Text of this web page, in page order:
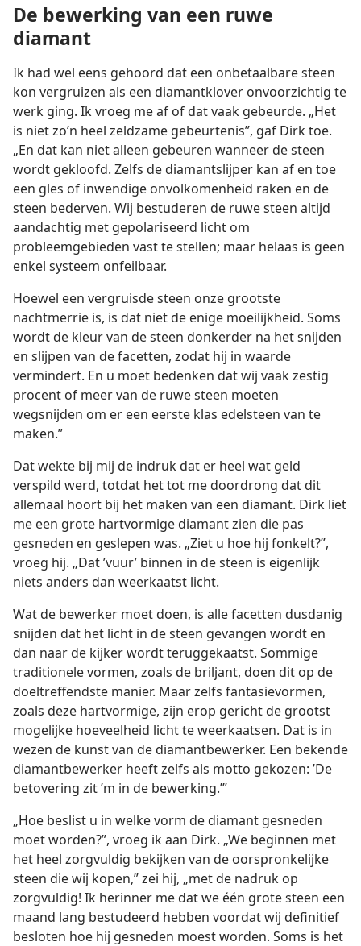
De bewerking van een ruwe
diamant
Ik had wel eens gehoord dat een onbetaalbare steen
kon vergruizen als een diamantklover onvoorzichtig te
werk ging. Ik vroeg me af of dat vaak gebeurde. „Het
is niet zo’n heel zeldzame gebeurtenis”, gaf Dirk toe.
„En dat kan niet alleen gebeuren wanneer de steen
wordt gekloofd. Zelfs de diamantslijper kan af en toe
een gles of inwendige onvolkomenheid raken en de
steen bederven. Wij bestuderen de ruwe steen altijd
aandachtig met gepolariseerd licht om
probleemgebieden vast te stellen; maar helaas is geen
enkel systeem onfeilbaar.
Hoewel een vergruisde steen onze grootste
nachtmerrie is, is dat niet de enige moeilijkheid. Soms
wordt de kleur van de steen donkerder na het snijden
en slijpen van de facetten, zodat hij in waarde
vermindert. En u moet bedenken dat wij vaak zestig
procent of meer van de ruwe steen moeten
wegsnijden om er een eerste klas edelsteen van te
maken.”
Dat wekte bij mij de indruk dat er heel wat geld
verspild werd, totdat het tot me doordrong dat dit
allemaal hoort bij het maken van een diamant. Dirk liet
me een grote hartvormige diamant zien die pas
gesneden en geslepen was. „Ziet u hoe hij fonkelt?”,
vroeg hij. „Dat ’vuur’ binnen in de steen is eigenlijk
niets anders dan weerkaatst licht.
Wat de bewerker moet doen, is alle facetten dusdanig
snijden dat het licht in de steen gevangen wordt en
dan naar de kijker wordt teruggekaatst. Sommige
traditionele vormen, zoals de briljant, doen dit op de
doeltreffendste manier. Maar zelfs fantasievormen,
zoals deze hartvormige, zijn erop gericht de grootst
mogelijke hoeveelheid licht te weerkaatsen. Dat is in
wezen de kunst van de diamantbewerker. Een bekende
diamantbewerker heeft zelfs als motto gekozen: ’De
betovering zit ’m in de bewerking.’”
„Hoe beslist u in welke vorm de diamant gesneden
moet worden?”, vroeg ik aan Dirk. „We beginnen met
het heel zorgvuldig bekijken van de oorspronkelijke
steen die wij kopen,” zei hij, „met de nadruk op
zorgvuldig! Ik herinner me dat we één grote steen een
maand lang bestudeerd hebben voordat wij definitief
besloten hoe hij gesneden moest worden. Soms is het